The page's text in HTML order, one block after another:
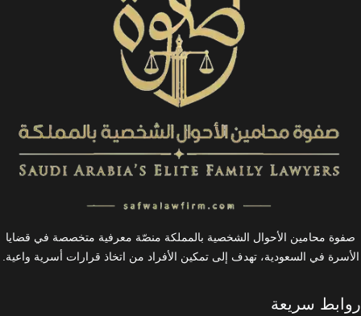
صفوة محامين الأحوال الشخصية بالمملكة منصّة معرفية متخصصة في قضايا
الأسرة في السعودية، تهدف إلى تمكين الأفراد من اتخاذ قرارات أسرية واعية.
روابط سريعة